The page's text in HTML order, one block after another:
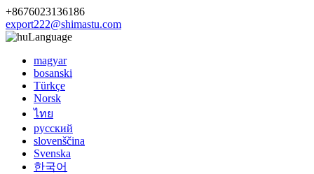
+8676023136186
export222@shimastu.com
Language
magyar
bosanski
Türkçe
Norsk
ไทย
русский
slovenščina
Svenska
한국어